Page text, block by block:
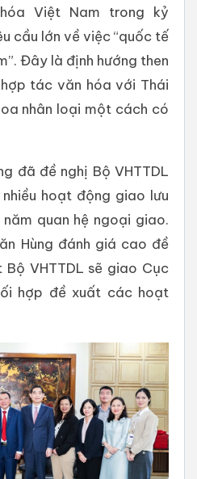
Việt Nam trong kỷ
cầu lớn về việc “quốc tế
Đây là định hướng then
tác văn hóa với Thái
nhân loại một cách có
đã đề nghị Bộ VHTTDL
hoạt động giao lưu
quan hệ ngoại giao.
Hùng đánh giá cao đề
VHTTDL sẽ giao Cục
hợp đề xuất các hoạt